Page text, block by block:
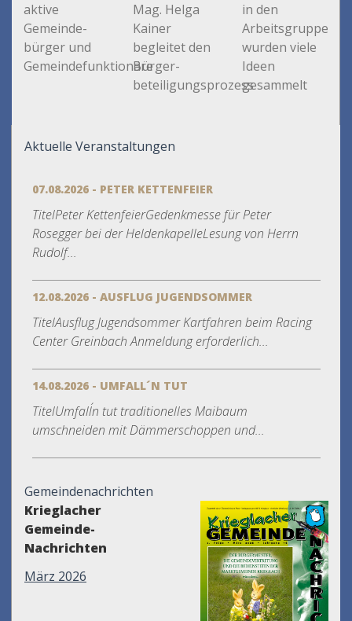
aktive
Gemeinde-
bürger und
Gemeindefunktionäre
Mag. Helga
Kainer
begleitet den
Bürger-
beteiligungsprozess
in den
Arbeitsgruppen
wurden viele
Ideen
gesammelt
Aktuelle Veranstaltungen
07.08.2026 - PETER KETTENFEIER
TitelPeter KettenfeierGedenkmesse für Peter
Rosegger bei der HeldenkapelleLesung von Herrn
Rudolf...
12.08.2026 - AUSFLUG JUGENDSOMMER
TitelAusflug Jugendsommer Kartfahren beim Racing
Center Greinbach Anmeldung erforderlich...
14.08.2026 - UMFALL´N TUT
TitelUmfall´n tut traditionelles Maibaum
umschneiden mit Dämmerschoppen und...
Gemeindenachrichten
Krieglacher
Gemeinde-
Nachrichten
März 2026